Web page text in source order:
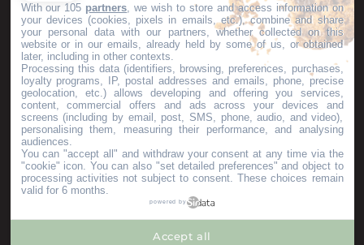
GARDONS LE CONTACT !
S'inscrire à la newsletter
Nos brochures
ESPACE PRO
GROUPES
PRESSE & INFLUENCEURS
With our 105 partners , we wish to store and access information on
your devices (cookies, pixels in emails, etc.), combine and share
your personal data with our partners, whether collected on this
website or in our emails, already held by some of us, or obtained
later, including in other contexts.
Processing this data (identifiers, browsing, preferences, purchases,
loyalty programs, IP, postal addresses and emails, phone, precise
geolocation, etc.) allows developing and offering you services,
content, commercial offers and ads across your devices and
screens (including by email, post, SMS, phone, audio, and video),
personalising them, measuring their performance, and analysing
audiences.
You can "accept all" and withdraw your consent at any time via the
"cookie" icon . You can also "set detailed preferences" and object to
processing activities not subject to consent. These choices remain
valid for 6 months.
powered by
Accept all